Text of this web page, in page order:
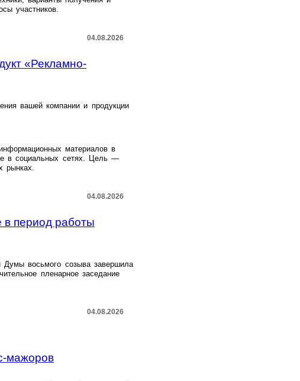
участников.
04.08.2026
«Рекламно-
вашей компании и продукции
материалов в
в социальных сетях. Цель —
рынках.
04.08.2026
в период работы
Думы восьмого созыва завершила
пленарное заседание
04.08.2026
мажоров